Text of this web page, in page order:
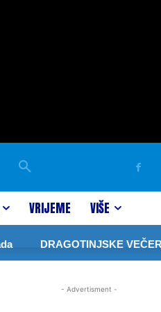
VRIJEME VIŠE
DRAGOTINJSKE VEČERI
- Advertisment -